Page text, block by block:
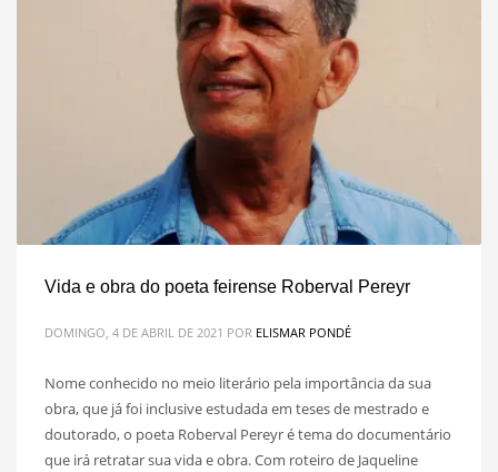
Vida e obra do poeta feirense Roberval Pereyr
DOMINGO, 4 DE ABRIL DE 2021 POR ELISMAR PONDÉ
Nome conhecido no meio literário pela importância da sua
obra, que já foi inclusive estudada em teses de mestrado e
doutorado, o poeta Roberval Pereyr é tema do documentário
que irá retratar sua vida e obra. Com roteiro de Jaqueline